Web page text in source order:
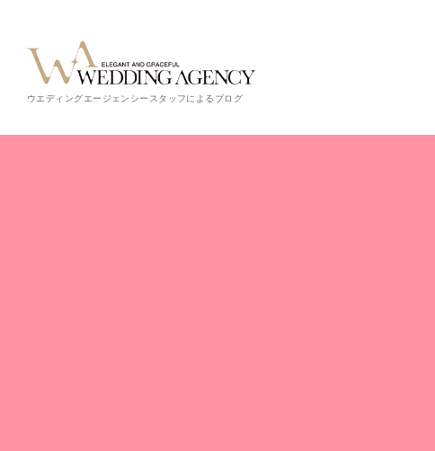
ウエディングエージェンシースタッフによるブログ